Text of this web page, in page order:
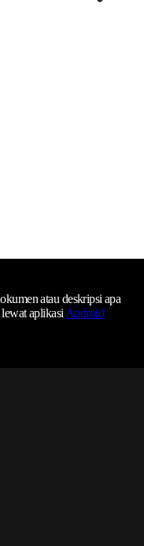
atau deskripsi apa
aplikasiAndroid